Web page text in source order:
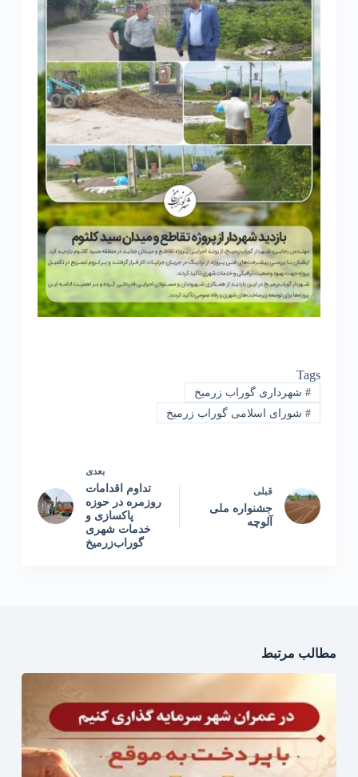
Tags
#شهرداری گوراب زرمیخ
#شورای اسلامی گوراب زرمیخ
قبلی
جشنواره ملی
آلوچه
بعدی
تداوم اقدامات
روزمره در حوزه
پاکسازی و
خدمات شهری
گوراب‌زرمیخ
مطالب مرتبط